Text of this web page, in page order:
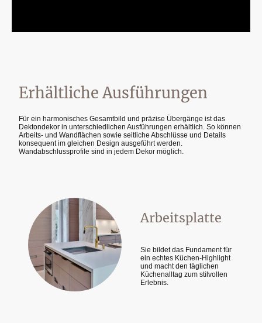
Erhältliche Ausführungen
Für ein harmonisches Gesamtbild und präzise Übergänge ist das
Dektondekor in unterschiedlichen Ausführungen erhältlich. So können
Arbeits- und Wandflächen sowie seitliche Abschlüsse und Details
konsequent im gleichen Design ausgeführt werden.
Wandabschlussprofile sind in jedem Dekor möglich.
Arbeitsplatte
Sie bildet das Fundament für
ein echtes Küchen-Highlight
und macht den täglichen
Küchenalltag zum stilvollen
Erlebnis.